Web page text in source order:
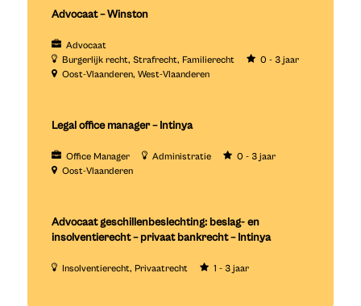
Advocaat – Winston
Advocaat
Burgerlijk recht Strafrecht Familierecht
0 - 3 jaar
Oost-Vlaanderen West-Vlaanderen
Legal office manager – Intinya
Office Manager Administratie
0 - 3 jaar
Oost-Vlaanderen
Advocaat geschillenbeslechting: beslag- en
insolventierecht – privaat bankrecht – Intinya
Insolventierecht Privaatrecht 1 - 3 jaar